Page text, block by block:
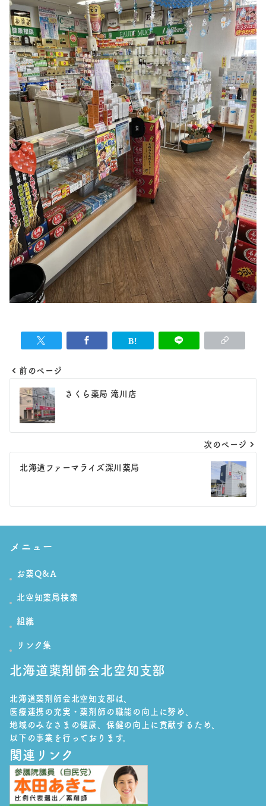
投
稿
ナ
ゲ
シ
ョ
ン
前のページ
さくら薬局 滝川店
次のページ
北海道ファーマライズ深川薬局
メニュー
お薬Q&A
北空知薬局検索
組織
リンク集
北海道薬剤師会北空知支部
北海道薬剤師会北空知支部は、
医療連携の充実・薬剤師の職能の向上に努め、
地域のみなさまの健康、保健の向上に貢献するため、
以下の事業を行っております。
関連リンク